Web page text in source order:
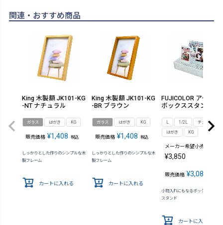
関連・おすすめ商品
King 木製額 JK101-KG
-NT ナチュラル
ガラス はがき KG
販売価格 ¥1,408 税込
しっかりとした作りのシンプルな木
製フレーム
カートに入れる
King 木製額 JK101-KG
-BR ブラウン
ガラス はがき KG
販売価格 ¥1,408 税込
しっかりとした作りのシンプルな木
製フレーム
カートに入れる
FUJICOLOR アクリル
ボックススタンド
L 1/2L
チェキ
はがき
KG
メーカー希望小売価格
¥3,850
販売価格 ¥3,080
小物入れにもなるボックス式フォ
スタンド
カートに入れる